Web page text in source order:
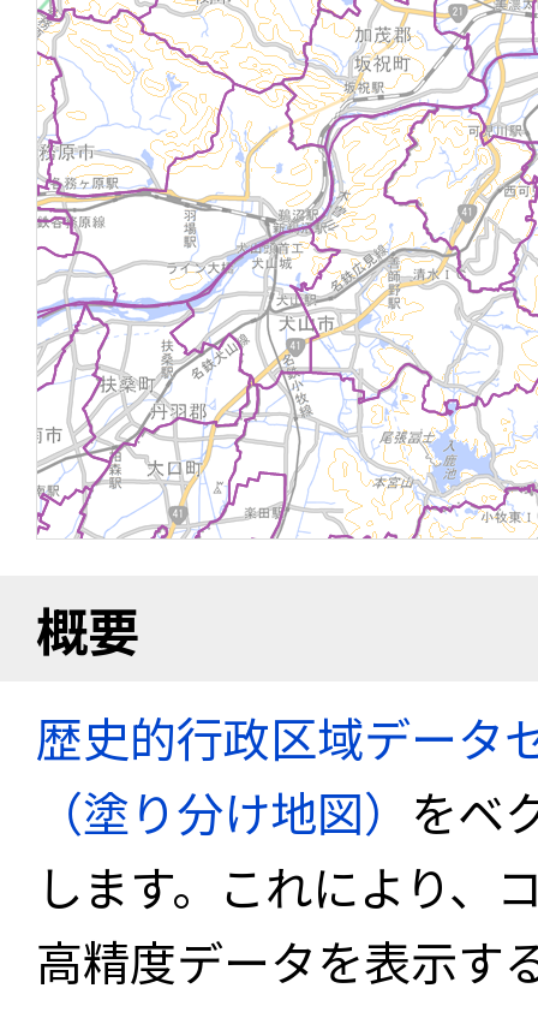
概要
歴史的行政区域データ
（塗り分け地図） をベ
します。これにより、
高精度データを表示す